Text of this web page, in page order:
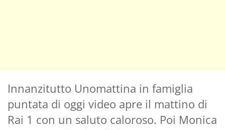
Innanzitutto Unomattina in famiglia
puntata di oggi video apre il mattino di
Rai 1 con un saluto caloroso. Poi Monica